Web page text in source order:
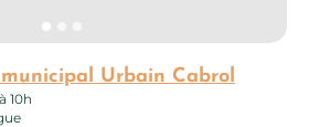
Urbain Cabrol
10h